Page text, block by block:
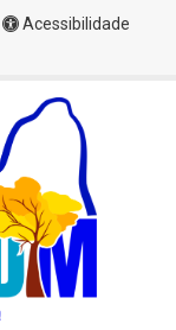
Acessibilidade